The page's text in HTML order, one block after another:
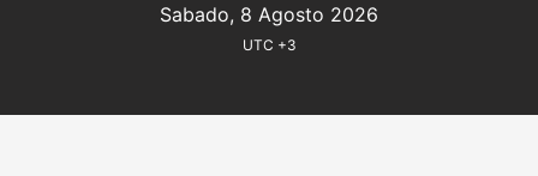
Sabado, 8 Agosto 2026
UTC +3